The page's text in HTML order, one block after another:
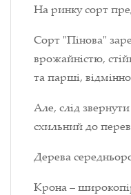
На ринку сорт
Сорт "Пінова"
врожайністю,
та парші,
Але, слід
схильний до
Дерева
Крона –